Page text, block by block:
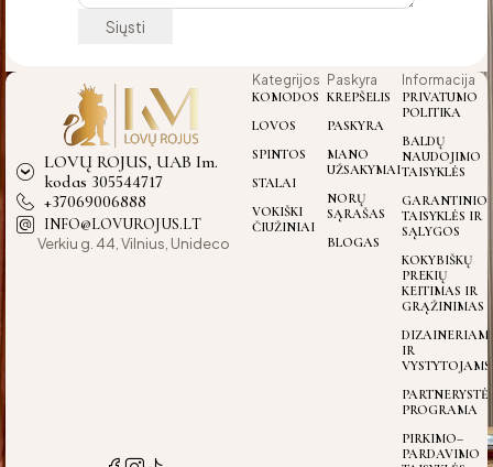
Kategrijos
KOMODOS
LOVOS
SPINTOS
STALAI
VOKIŠKI
ČIUŽINIAI
Paskyra
KREPŠELIS
PASKYRA
MANO
UŽSAKYMAI
NORŲ
SĄRAŠAS
BLOGAS
Informacija
PRIVATUMO
POLITIKA
BALDŲ
NAUDOJIMO
TAISYKLĖS
GARANTINIO
TAISYKLĖS IR
SĄLYGOS
KOKYBIŠKŲ
PREKIŲ
KEITIMAS IR
GRĄŽINIMAS
IR
VYSTYTOJAMS
PROGRAMA
PIRKIMO–
PARDAVIMO
LOVŲ ROJUS, UAB Im.
kodas 305544717
+37069006888
INFO@LOVUROJUS.LT
Verkiu g. 44, Vilnius, Unideco